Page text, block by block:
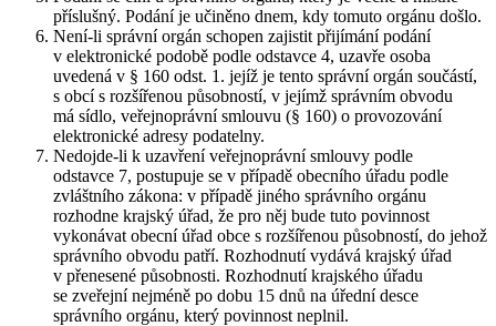
příslušný. Podání je učiněno dnem, kdy tomuto orgánu došlo.
Není-li správní orgán schopen zajistit přijímání podání
v elektronické podobě podle odstavce 4, uzavře osoba
uvedená v § 160 odst. 1. jejíž je tento správní orgán součástí,
s obcí s rozšířenou působností, v jejímž správním obvodu
má sídlo, veřejnoprávní smlouvu (§ 160) o provozování
elektronické adresy podatelny.
Nedojde-li k uzavření veřejnoprávní smlouvy podle
odstavce 7, postupuje se v případě obecního úřadu podle
zvláštního zákona: v případě jiného správního orgánu
rozhodne krajský úřad, že pro něj bude tuto povinnost
vykonávat obecní úřad obce s rozšířenou působností, do jehož
správního obvodu patří. Rozhodnutí vydává krajský úřad
v přenesené působnosti. Rozhodnutí krajského úřadu
se zveřejní nejméně po dobu 15 dnů na úřední desce
správního orgánu, který povinnost neplnil.